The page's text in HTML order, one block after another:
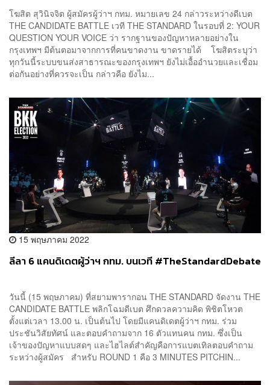
โฆสิต สุวินิจจิต ผู้สมัครผู้ว่าฯ กทม. หมายเลข 24 กล่าวระหว่างดีเบต
THE CANDIDATE BATTLE เวที THE STANDARD ในรอบที่ 2: YOUR
QUESTION YOUR VOICE ว่า รากฐานของปัญหาหลายอย่างใน
กรุงเทพฯ มีต้นตอมาจากการที่คนขาดงาน ขาดรายได้ โฆสิตระบุว่า
ทุกวันนี้ระบบขนส่งสาธารณะของกรุงเทพฯ ยังไม่เอื้ออำนวยและเชื่อม
ต่อกันอย่างที่ควรจะเป็น กล่าวคือ ยังไม...
15 พฤษภาคม 2022
ลีลา 6 แคนดิเดตผู้ว่าฯ กทม. บนเวที #TheStandardDebate
วันนี้ (15 พฤษภาคม) ที่สยามพารากอน THE STANDARD จัดงาน THE
CANDIDATE BATTLE พลิกโฉมดีเบต ศึกดวลความคิด พิชิตโหวต
ตั้งแต่เวลา 13.00 น. เป็นต้นไป โดยมีแคนดิเดตผู้ว่าฯ กทม. ร่วม
ประชันวิสัยทัศน์ และตอบคำถามจาก 16 ตัวแทนคน กทม. ซึ่งเป็น
เจ้าของปัญหาแบบสดๆ และไฮไลต์สำคัญคือการแบตเทิลตอบคำถาม
ระหว่างผู้สมัคร สำหรับ ROUND 1 คือ 3 MINUTES PITCHIN...